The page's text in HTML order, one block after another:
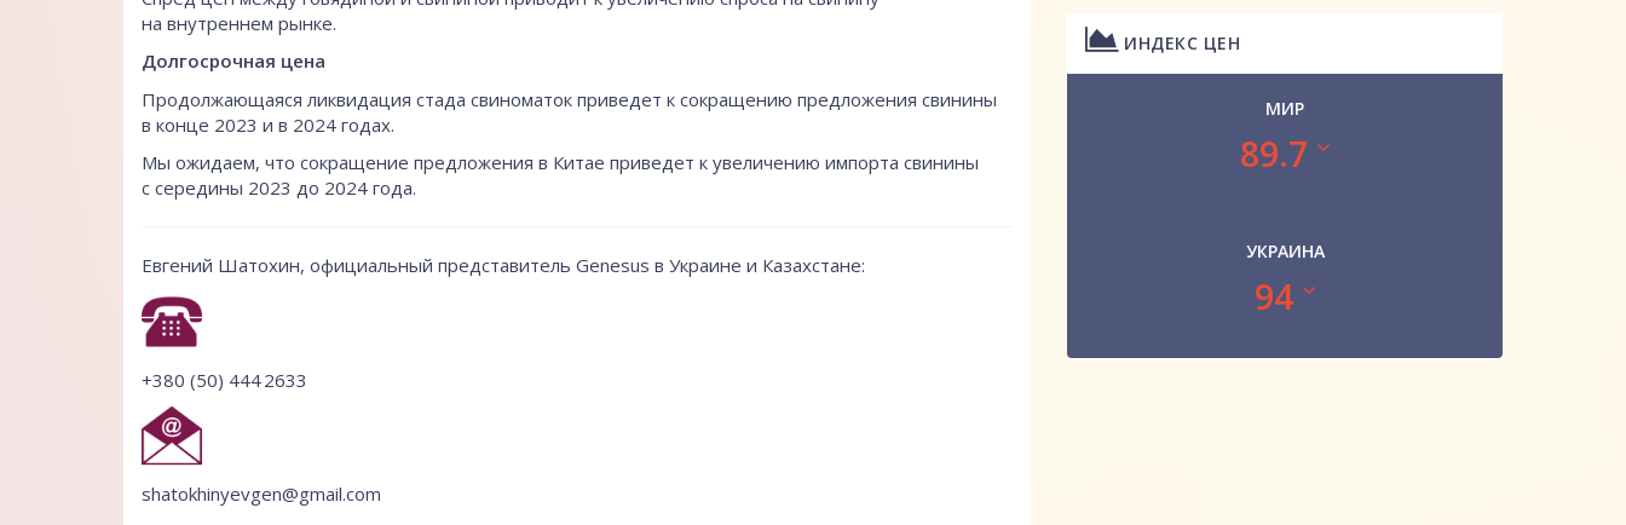
на внутреннем рынке.
Долгосрочная цена
Продолжающаяся ликвидация стада свиноматок приведет к сокращению предложения свинины
в конце 2023 и в 2024 годах.
Мы ожидаем, что сокращение предложения в Китае приведет к увеличению импорта свинины
с середины 2023 до 2024 года.
Евгений Шатохин, официальный представитель Genesus в Украине и Казахстане:
+380 (50) 444 2633
shatokhinyevgen@gmail.com
ИНДЕКС ЦЕН
МИР
89.7
УКРАИНА
94